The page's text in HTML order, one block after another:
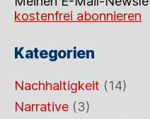
kostenfrei abonnieren
Kategorien
Nachhaltigkeit (14)
Narrative (3)